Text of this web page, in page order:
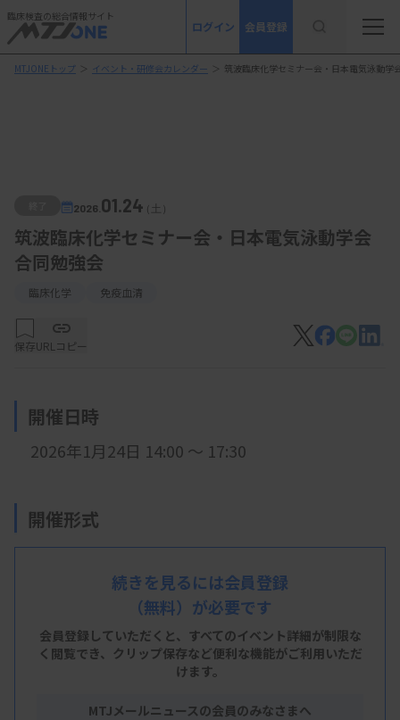
臨床検査の総合情報サイト
ログイン 会員登録
MTJONEトップ ＞ イベント・研修会カレンダー ＞ 筑波臨床化学セミナー会・日本電気泳動学
2026. 01.24（土）
筑波臨床化学セミナー会・日本電気泳動学会
合同勉強会
臨床化学 免疫血清
保存URLコピー
開催日時
2026年1月24日 14:00 ～ 17:30
開催形式
LIVE配信
主 催
筑波臨床化学セミナー会（TSCC）、日本電気泳
続きを見るには会員登録
（無料）が必要です
会員登録していただくと、すべてのイベント詳細が制限な
く閲覧でき、 クリップ保存など便利な機能がご利用いただ
けます。
MTJメールニュースの会員のみなさまへ